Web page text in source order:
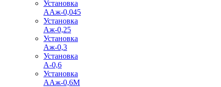
Установка
ААж-0,045
Установка
Аж-0,25
Установка
Аж-0,3
Установка
А-0,6
Установка
ААж-0,6М